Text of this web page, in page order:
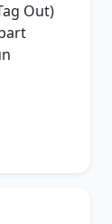
Out)